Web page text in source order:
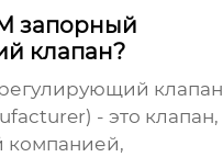
запорный
клапан?
клапан
- это клапан,
компанией,